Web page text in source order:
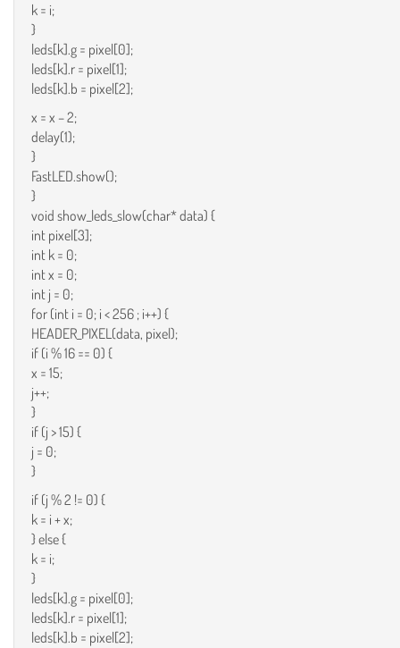
k = i;
}
leds[k].g = pixel[0];
leds[k].r = pixel[1];
leds[k].b = pixel[2];
x = x – 2;
delay(1);
}
FastLED.show();
}
void show_leds_slow(char* data) {
int pixel[3];
int k = 0;
int x = 0;
int j = 0;
for (int i = 0; i < 256 ; i++) {
HEADER_PIXEL(data, pixel);
if (i % 16 == 0) {
x = 15;
j++;
}
if (j > 15) {
j = 0;
}
if (j % 2 != 0) {
k = i + x;
} else {
k = i;
}
leds[k].g = pixel[0];
leds[k].r = pixel[1];
leds[k].b = pixel[2];